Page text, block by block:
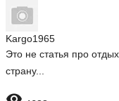
Kargo1965
Это не статья про
страну...